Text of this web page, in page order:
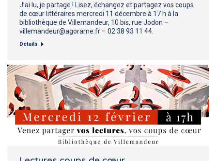
J’ai lu, je partage ! Lisez, échangez et partagez vos coups
de cœur littéraires mercredi 11 décembre à 17 h à la
bibliothèque de Villemandeur, 10 bis, rue Jodon –
villemandeur@agorame.fr – 02 38 93 11 44.
Détails